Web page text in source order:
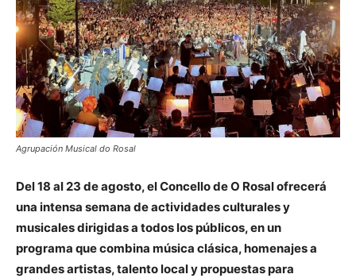
Agrupación Musical do Rosal
Del 18 al 23 de agosto, el Concello de O Rosal ofrecerá
una intensa semana de actividades culturales y
musicales dirigidas a todos los públicos, en un
programa que combina música clásica, homenajes a
grandes artistas, talento local y propuestas para